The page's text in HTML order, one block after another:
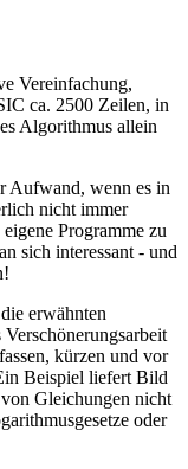
Vereinfachung,
ca. 2500 Zeilen, in
Algorithmus allein
Aufwand, wenn es in
nicht immer
Programme zu
sich interessant - und
erwähnten
kürzen und vor
Beispiel liefert Bild
Gleichungen nicht
oder